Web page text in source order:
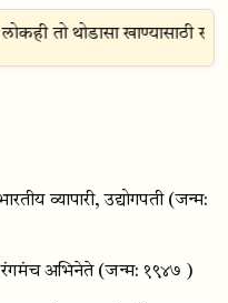
तो थोडासा खाण्यासाठी
व्यापारी, उद्योगपती (जन्म:
अभिनेते (जन्म: १९४७ )